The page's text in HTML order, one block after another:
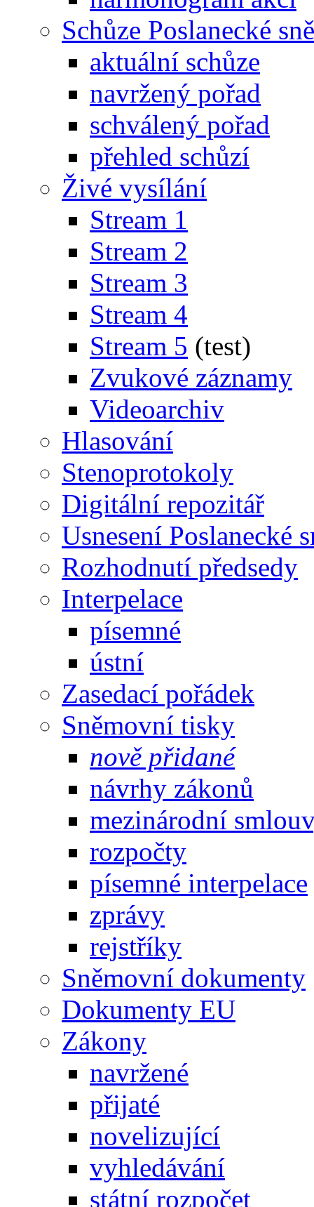
Schůze Poslanecké
aktuální schůze
navržený pořad
schválený pořad
přehled schůzí
Živé vysílání
Stream 1
Stream 2
Stream 3
Stream 4
Stream 5 (test)
Zvukové záznamy
Videoarchiv
Hlasování
Stenoprotokoly
Digitální repozitář
Usnesení Poslanecké
Rozhodnutí předsedy
Interpelace
písemné
ústní
Zasedací pořádek
Sněmovní tisky
nově přidané
návrhy zákonů
mezinárodní
rozpočty
písemné interpelace
zprávy
rejstříky
Sněmovní dokumenty
Dokumenty EU
Zákony
navržené
přijaté
novelizující
vyhledávání
státní rozpočet